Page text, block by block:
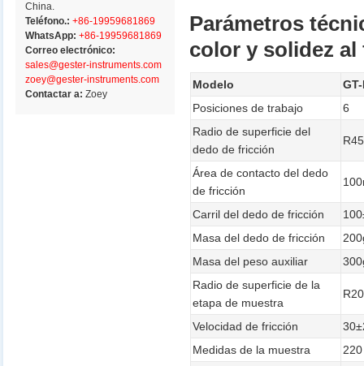
China.
Teléfono.: +86-19959681869
WhatsApp: +86-19959681869
Correo electrónico:
sales@gester-instruments.com
zoey@gester-instruments.com
Contactar a:Zoey
Parámetros
color y solidez al
Modelo
Posiciones de trabajo
6
Radio de superficie del
dedo de fricción
Área de contacto del dedo
de fricción
Carril del dedo de fricción
Masa del dedo de fricción
Masa del peso auxiliar
Radio de superficie de la
etapa de muestra
Velocidad de fricción
Medidas de la muestra